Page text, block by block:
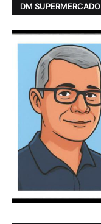
DM SUPERMERCADO